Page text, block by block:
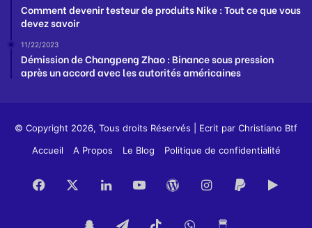
Comment devenir testeur de produits Nike : Tout ce que vous
devez savoir
11/22/2023
Démission de Changpeng Zhao : Binance sous pression
après un accord avec les autorités américaines
© Copyright 2026, Tous droits Réservés | Ecrit par Christiano Btf
Accueil
A Propos Le Blog Politique de confidentialité
Facebook LinkedinYouTubeWordPress
Instagram
PayPal